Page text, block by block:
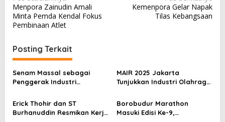
a
v
i
g
a
s
i
p
Menpora Zainudin Amali
Minta Pemda Kendal Fokus
Pembinaan Atlet
Kemenpora Gelar Napak
Tilas Kebangsaan
Posting Terkait
Senam Massal sebagai
Penggerak Industri
2025 untuk Ekonomi
Nasional
MAIR 2025 Jakarta
Tunjukkan Industri Olahraga
Erick Thohir dan ST
Burhanuddin Resmikan Kerja
Borobudur Marathon
Masuki Edisi Ke-9,